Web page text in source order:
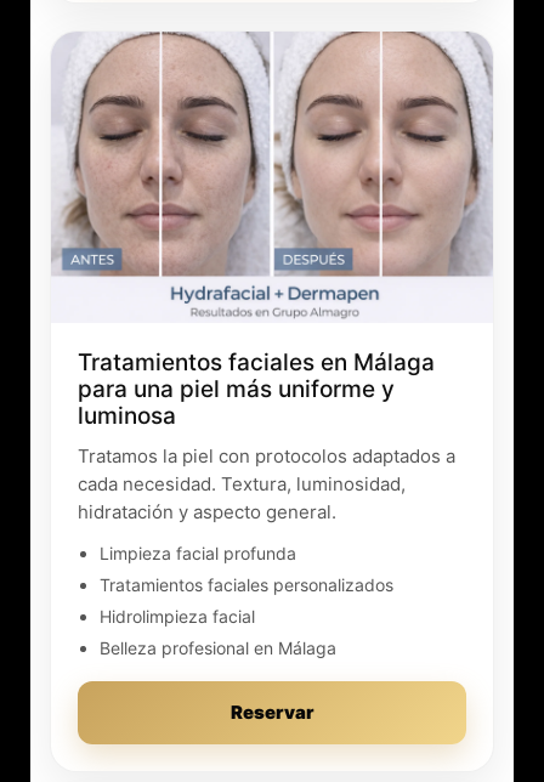
Tratamientos faciales en Málaga
para una piel más uniforme y
luminosa
Tratamos la piel con protocolos adaptados a
cada necesidad. Textura, luminosidad,
hidratación y aspecto general.
Limpieza facial profunda
Tratamientos faciales personalizados
Hidrolimpieza facial
Belleza profesional en Málaga
Reservar